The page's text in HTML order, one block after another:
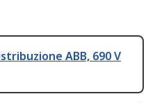
ABB, 690 V